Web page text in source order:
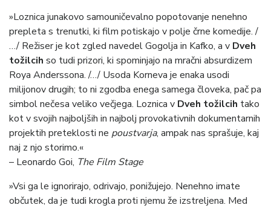
»Loznica junakovo samouničevalno popotovanje nenehno
prepleta s trenutki, ki film potiskajo v polje črne komedije. /
…/ Režiser je kot zgled navedel Gogolja in Kafko, a v Dveh
tožilcih so tudi prizori, ki spominjajo na mračni absurdizem
Roya Anderssona. /…/ Usoda Korneva je enaka usodi
milijonov drugih; to ni zgodba enega samega človeka, pač pa
simbol nečesa veliko večjega. Loznica v Dveh tožilcih tako
kot v svojih najboljših in najbolj provokativnih dokumentarnih
projektih preteklosti ne poustvarja, ampak nas sprašuje, kaj
naj z njo storimo.«
– Leonardo Goi, The Film Stage
»Vsi ga le ignorirajo, odrivajo, ponižujejo. Nenehno imate
občutek, da je tudi krogla proti njemu že izstreljena. Med